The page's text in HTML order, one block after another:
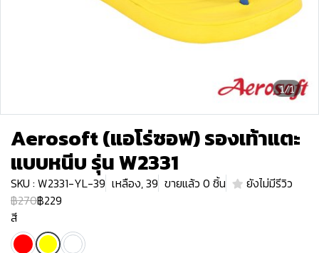
1/1
Aerosoft (แอโร่ซอฟ) รองเท้าแตะ
แบบหนีบ รุ่น W2331
SKU : W2331-YL-39 เหลือง, 39 ขายแล้ว 0 ชิ้น
ยังไม่มีรีวิว
฿270฿229
สี